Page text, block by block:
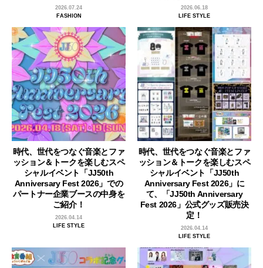
2026.07.24
FASHION
2026.06.18
LIFE STYLE
時代、世代をつなぐ音楽とファ
ッション＆トークを楽しむスペ
シャルイベント「JJ50th
Anniversary Fest 2026」での
パートナー企業ブースの中身を
ご紹介！
2026.04.14
LIFE STYLE
時代、世代をつなぐ音楽とファ
ッション＆トークを楽しむスペ
シャルイベント「JJ50th
Anniversary Fest 2026」に
て、「JJ50th Anniversary
Fest 2026」公式グッズ販売決
定！
2026.04.14
LIFE STYLE